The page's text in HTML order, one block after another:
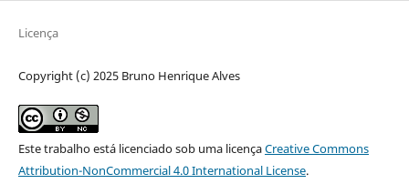
Licença
Copyright (c) 2025 Bruno Henrique Alves
Este trabalho está licenciado sob uma licençaCreative Commons
Attribution-NonCommercial 4.0 International License.